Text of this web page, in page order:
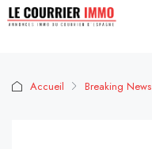
Accueil Breaking News